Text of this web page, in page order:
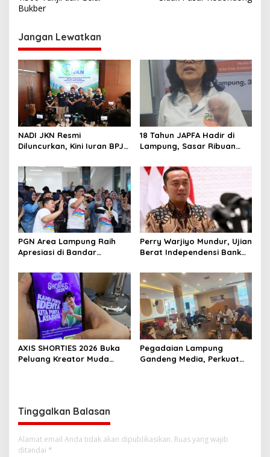
i
g
a
s
i
p
o
s
Bukber
Jangan Lewatkan
NADI JKN Resmi
Diluncurkan, Kini Iuran BPJS
18 Tahun JAPFA Hadir di
Lampung, Sasar Ribuan
Sehat
PGN Area Lampung Raih
Apresiasi di Bandar
Perry Warjiyo Mundur, Ujian
Berat Independensi Bank
Ekonomi
AXIS SHORTIES 2026 Buka
Peluang Kreator Muda
Pegadaian Lampung
Gandeng Media, Perkuat
Tinggalkan Balasan
Alamat email Anda tidak akan dipublikasikan. Ruas yang wajib
ditandai *